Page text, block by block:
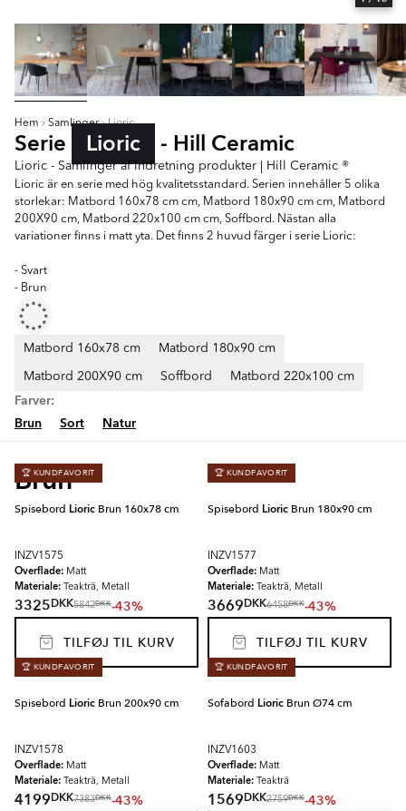
Hem Samlinger Lioric
Serie Lioric - Hill Ceramic
Lioric - Samlinger af Indretning produkter | Hill Ceramic ®
Lioric är en serie med hög kvalitetsstandard. Serien innehåller 5 olika
storlekar: Matbord 160x78 cm cm, Matbord 180x90 cm cm, Matbord
200X90 cm, Matbord 220x100 cm cm, Soffbord. Nästan alla
variationer finns i matt yta. Det finns 2 huvud färger i serie Lioric:
- Svart
- Brun
Matbord 160x78 cm Matbord 180x90 cm
Matbord 200X90 cm Soffbord Matbord 220x100 cm
Farver:
Brun
Sort Natur
Brun
🏆 KUNDFAVORIT
Spisebord Lioric Brun 160x78 cm
INZV1575
Overflade: Matt
Materiale: Teakträ, Metall
3325DKK5842DKK-43%
TILFØJ TIL KURV
🏆 KUNDFAVORIT
Spisebord Lioric Brun 180x90 cm
INZV1577
Overflade: Matt
Materiale: Teakträ, Metall
3669DKK6458DKK-43%
TILFØJ TIL KURV
🏆 KUNDFAVORIT
Spisebord Lioric Brun 200x90 cm
INZV1578
Overflade: Matt
Materiale: Teakträ, Metall
4199DKK7383DKK-43%
🏆 KUNDFAVORIT
Sofabord Lioric Brun Ø74 cm
INZV1603
Overflade: Matt
Materiale: Teakträ
1569DKK2759DKK-43%